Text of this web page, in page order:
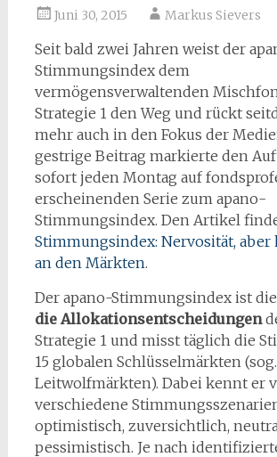
Juni 30, 2015 Markus Sievers
Seit bald zwei Jahren weist der
Stimmungsindex dem
vermögensverwaltenden
Strategie 1 den Weg und rückt
mehr auch in den Fokus der
gestrige Beitrag markierte den
sofort jeden Montag auf
erscheinenden Serie zum apano-
Stimmungsindex. Den Artikel
Stimmungsindex: Nervosität, aber
an den Märkten.
Der apano-Stimmungsindex ist die
die Allokationsentscheidungen
Strategie 1 und misst täglich die
15 globalen Schlüsselmärkten (sog.
Leitwolfmärkten). Dabei kennt er
verschiedene
optimistisch, zuversichtlich,
pessimistisch. Je nach